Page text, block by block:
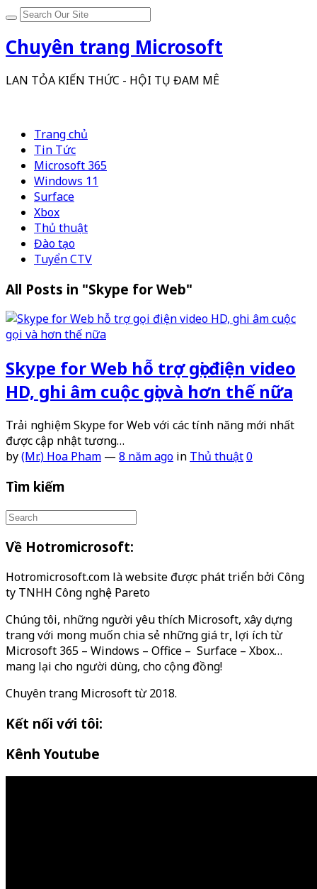
Chuyên trang Microsoft
LAN TỎA KIẾN THỨC - HỘI TỤ ĐAM MÊ
Trang chủ
Tin Tức
Microsoft 365
Windows 11
Surface
Xbox
Thủ thuật
Đào tạo
Tuyển CTV
All Posts in "Skype for Web"
Skype for Web hỗ trợ gọi điện video
HD, ghi âm cuộc gọi và hơn thế nữa
Trải nghiệm Skype for Web với các tính năng mới nhất
được cập nhật tương…
by(Mr.) Hoa Pham — 8 năm ago in Thủ thuật0
Tìm kiếm
Về Hotromicrosoft:
Hotromicrosoft.com là website được phát triển bởi Công
ty TNHH Công nghệ Pareto
Chúng tôi, những người yêu thích Microsoft, xây dựng
trang với mong muốn chia sẻ những giá trị, lợi ích từ
Microsoft 365 – Windows – Office – Surface – Xbox…
mang lại cho người dùng, cho cộng đồng!
Chuyên trang Microsoft từ 2018.
Kết nối với tôi:
Kênh Youtube